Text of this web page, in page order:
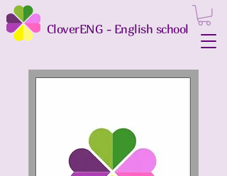
CloverENG - English school